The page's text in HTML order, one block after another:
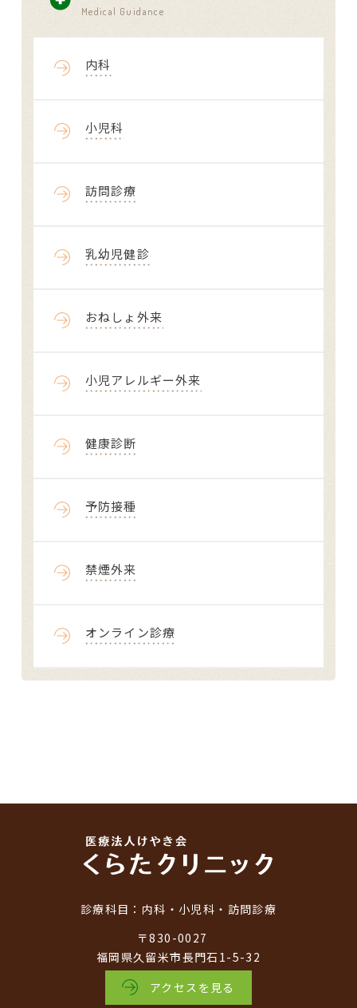
Medical Guidance
内科
小児科
訪問診療
乳幼児健診
おねしょ外来
小児アレルギー外来
健康診断
予防接種
禁煙外来
オンライン診療
診療科目： 内科・小児科・訪問診療
〒830-0027
福岡県久留米市長門石1-5-32
アクセスを見る